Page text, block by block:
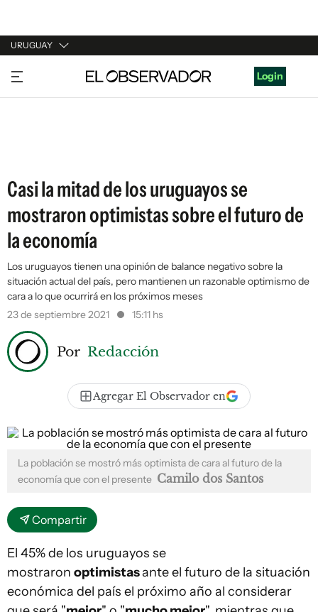
URUGUAY
URUGUAY
ARGENTINA
Login
Casi la mitad de los uruguayos se
mostraron optimistas sobre el futuro de
la economía
Los uruguayos tienen una opinión de balance negativo sobre la
situación actual del país, pero mantienen un razonable optimismo de
cara a lo que ocurrirá en los próximos meses
23 de septiembre 2021
15:11 hs
Por Redacción
Agregar El Observador en
La población se mostró más optimista de cara al futuro de la
economía que con el presente Camilo dos Santos
Compartir
El 45% de los uruguayos se
mostraron optimistasante el futuro de la situación
económica del país el próximo año al considerar